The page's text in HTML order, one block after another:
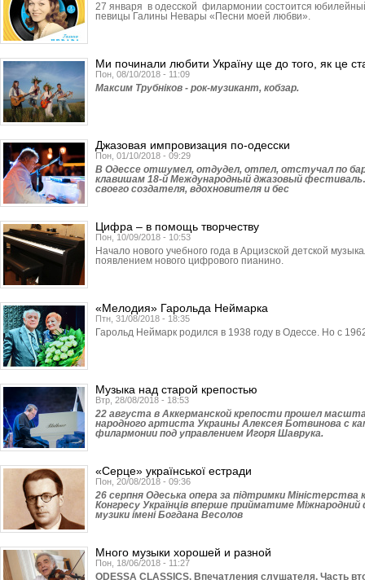
27 января в одесской филармонии состоится
певицы Галины Невары «Песни моей любви».
Ми починали любити Україну ще до того, як це
Пон, 08/10/2018 - 11:09
Максим Трубніков - рок-музикант, кобзар.
Джазовая импровизация по-одесски
Пон, 01/10/2018 - 09:29
В Одессе отшумел, отдудел, отпел, отстучал по
клавишам 18-й Международный джазовый
своего создателя, вдохновителя и бес
Цифра – в помощь творчеству
Пон, 10/09/2018 - 10:53
Начало нового учебного года в Арцизской детской
появлением нового цифрового пианино.
«Мелодия» Гарольда Неймарка
Птн, 31/08/2018 - 18:35
Гарольд Неймарк родился в 1938 году в Одессе. Но с
Музыка над старой крепостью
Втр, 28/08/2018 - 18:53
22 августа в Аккерманской крепости прошел
народного артиста Украины Алексея Ботвинова с
филармонии под управлением Игоря Шаврука.
«Серце» української естради
Пон, 20/08/2018 - 09:36
26 серпня Одеська опера за підтримки Міністерства
Конгресу Українців вперше прийматиме Міжнародний
музики імені Богдана Весолов
Много музыки хорошей и разной
Пон, 18/06/2018 - 11:27
ODESSA CLASSICS. Впечатления слушателя. Часть